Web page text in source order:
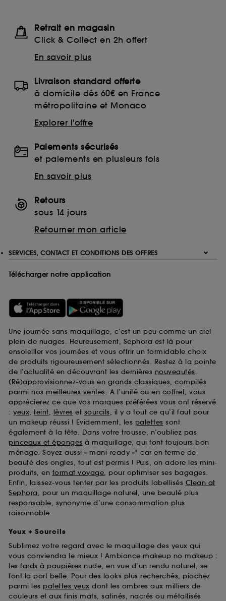
Retrait en magasin
Click & Collect en 2h offert
En savoir plus
Livraison standard offerte
à domicile dès 60€ en France
métropolitaine et Monaco
Explorer l'offre
Paiements sécurisés
et paiements en plusieurs fois
En savoir plus
Retours
sous 14 jours
Retourner mon article
SERVICES, CONTACT ET CONDITIONS DES OFFRES
Télécharger notre application
Une journée sans maquillage, c’est un peu comme un ciel
plein de nuages. Heureusement, Sephora est là pour
ensoleiller vos journées et vous offrir un formidable choix
de produits rigoureusement sélectionnés. Restez à la pointe
de l’actualité en découvrant les dernières nouveautés.
(Ré)approvisionnez-vous en grands classiques, compilés
parmi nos meilleures ventes. A l’unité ou en coffret, vous
apprécierez ce que vos marques préférées vous ont réservé
: yeux, teint, lèvres et sourcils, il y a tout ce qu’il faut pour
un makeup réussi ! Evidemment, les palettes sont
également à la fête. Dans votre trousse, n’oubliez pas
pinceaux et éponges à maquillage, qui font toujours bon
ménage. Soyez aussi « mani-ready »* car en terme de
beauté des ongles, tout est permis ! Puis, on adore les mini-
produits, en format voyage, pour optimiser ses bagages.
Enfin, laissez-vous tenter par les produits labellisés Clean at
Sephora, pour un maquillage naturel, une beauté plus
responsable, synonyme d’une consommation plus
raisonnable.
Yeux + Sourcils
Sublimez votre regard avec le maquillage des yeux qui
vous conviendra le mieux ! Ambiance makeup no makeup :
les fards à paupières nude, en vue d’un rendu naturel, se
font la part belle. Pour des looks plus recherchés, piochez
parmi les palettes yeux dont les ombres aux milliers de
couleurs et aux finis mats, satinés, nacrés ou métallisés